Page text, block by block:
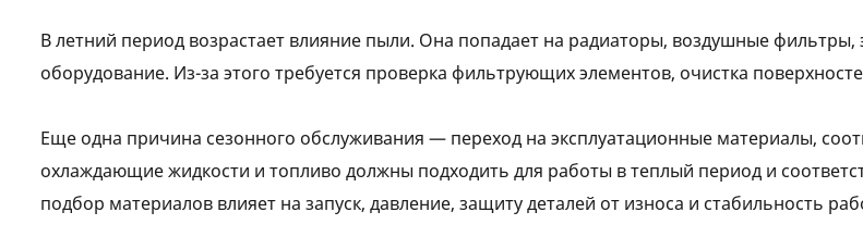
В летний период возрастает влияние пыли. Она попадает на радиаторы, воздушные
оборудование. Из-за этого требуется проверка фильтрующих элементов, очистка
Еще одна причина сезонного обслуживания — переход на эксплуатационные материалы,
охлаждающие жидкости и топливо должны подходить для работы в теплый период и
подбор материалов влияет на запуск, давление, защиту деталей от износа и стабильность